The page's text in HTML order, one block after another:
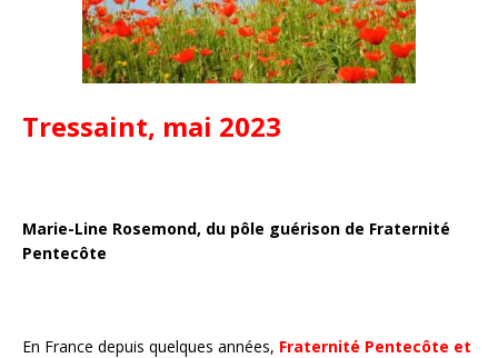
Tressaint, mai 2023
Marie-Line Rosemond, du pôle guérison de Fraternité
Pentecôte
En France depuis quelques années, Fraternité Pentecôte et